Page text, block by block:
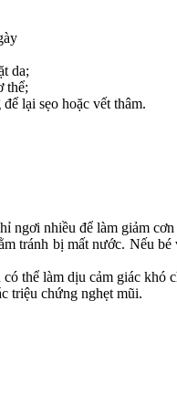
da;
thể;
lại sẹo hoặc vết thâm.
ngơi nhiều để làm giảm cơn
tránh bị mất nước. Nếu
thể làm dịu cảm giác khó
triệu chứng nghẹt mũi.